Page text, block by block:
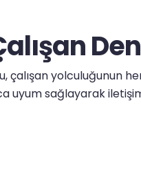
çalışan yolculuğunun
uyum sağlayarak